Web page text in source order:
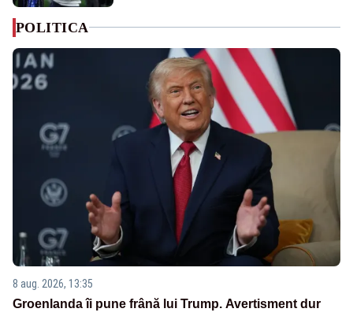
POLITICA
8 aug. 2026, 13:35
Groenlanda îi pune frână lui Trump. Avertisment dur